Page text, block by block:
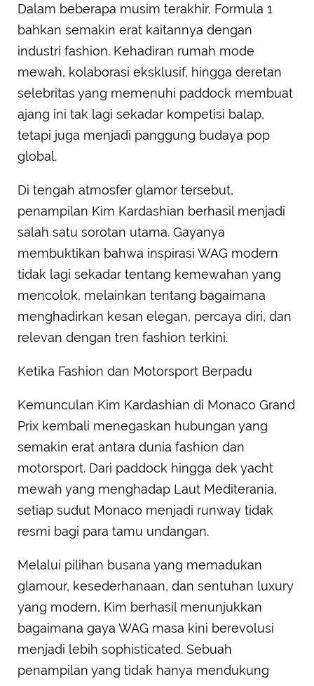
Dalam beberapa musim terakhir, Formula 1
bahkan semakin erat kaitannya dengan
industri fashion. Kehadiran rumah mode
mewah, kolaborasi eksklusif, hingga deretan
selebritas yang memenuhi paddock membuat
ajang ini tak lagi sekadar kompetisi balap,
tetapi juga menjadi panggung budaya pop
global.
Di tengah atmosfer glamor tersebut,
penampilan Kim Kardashian berhasil menjadi
salah satu sorotan utama. Gayanya
membuktikan bahwa inspirasi WAG modern
tidak lagi sekadar tentang kemewahan yang
mencolok, melainkan tentang bagaimana
menghadirkan kesan elegan, percaya diri, dan
relevan dengan tren fashion terkini.
Ketika Fashion dan Motorsport Berpadu
Kemunculan Kim Kardashian di Monaco Grand
Prix kembali menegaskan hubungan yang
semakin erat antara dunia fashion dan
motorsport. Dari paddock hingga dek yacht
mewah yang menghadap Laut Mediterania,
setiap sudut Monaco menjadi runway tidak
resmi bagi para tamu undangan.
Melalui pilihan busana yang memadukan
glamour, kesederhanaan, dan sentuhan luxury
yang modern, Kim berhasil menunjukkan
bagaimana gaya WAG masa kini berevolusi
menjadi lebih sophisticated. Sebuah
penampilan yang tidak hanya mendukung